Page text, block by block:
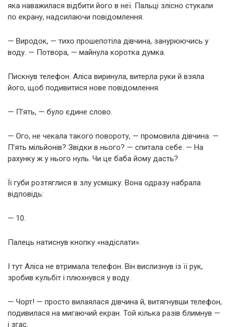
яка наважилася відбити його в неї. Пальці злісно стукали
по екрану, надсилаючи повідомлення.
— Виродок, — тихо прошепотіла дівчина, занурюючись у
воду. — Потвора, — майнула коротка думка.
Пискнув телефон. Аліса виринула, витерла руки й взяла
його, щоб подивитися нове повідомлення.
— П’ять, — було єдине слово.
— Ого, не чекала такого повороту, — промовила дівчина. —
П’ять мільйонів? Звідки в нього? — спитала себе. — На
рахунку ж у нього нуль. Чи це баба йому дасть?
Її губи розтяглися в злу усмішку. Вона одразу набрала
відповідь:
— 10.
Палець натиснув кнопку «надіслати».
І тут Аліса не втримала телефон. Він вислизнув із її рук,
зробив кульбіт і плюхнувся у воду.
— Чорт! — просто вилаялася дівчина й, витягнувши телефон,
подивилася на мигаючий екран. Той кілька разів блимнув —
і згас.